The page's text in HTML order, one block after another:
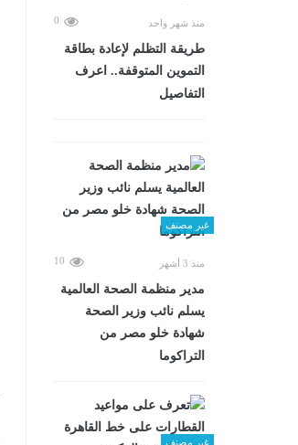
منذ شهر واحد 0
طريقة التظلم لإعادة بطاقة
التموين المتوقفة.. اعرف
التفاصيل
غير مصنف
منذ 3 أشهر 10
مدير منظمة الصحة العالمية
يسلم نائب وزير الصحة
شهادة خلو مصر من
التراكوما
غير مصنف